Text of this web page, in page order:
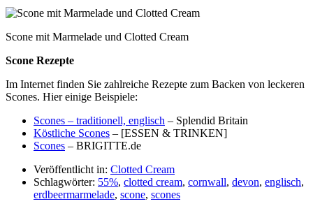
Scone mit Marmelade und Clotted Cream
Scone Rezepte
Im Internet finden Sie zahlreiche Rezepte zum Backen von leckeren
Scones. Hier einige Beispiele:
Scones – traditionell, englisch – Splendid Britain
Köstliche Scones – [ESSEN & TRINKEN]
Scones – BRIGITTE.de
Veröffentlicht in: Clotted Cream
Schlagwörter: 55%, clotted cream, cornwall, devon, englisch,
erdbeermarmelade, scone, scones